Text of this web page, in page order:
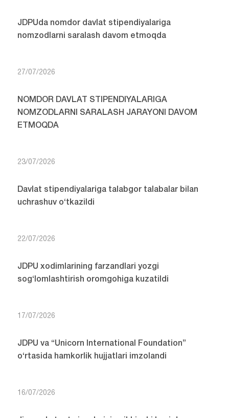
JDPUda nomdor davlat stipendiyalariga
nomzodlarni saralash davom etmoqda
27/07/2026
NOMDOR DAVLAT STIPENDIYALARIGA
NOMZODLARNI SARALASH JARAYONI DAVOM
ETMOQDA
23/07/2026
Davlat stipendiyalariga talabgor talabalar bilan
uchrashuv o‘tkazildi
22/07/2026
JDPU xodimlarining farzandlari yozgi
sog‘lomlashtirish oromgohiga kuzatildi
17/07/2026
JDPU va “Unicorn International Foundation”
o‘rtasida hamkorlik hujjatlari imzolandi
16/07/2026